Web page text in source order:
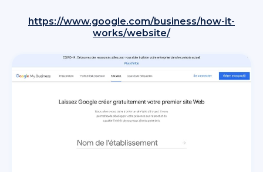
https://www.google.com/business/how-it-
works/website/